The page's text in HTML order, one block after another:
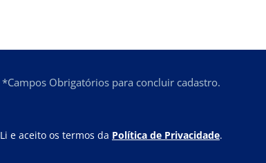
*Campos Obrigatórios para concluir cadastro.
Li e aceito os termos da Política de Privacidade.